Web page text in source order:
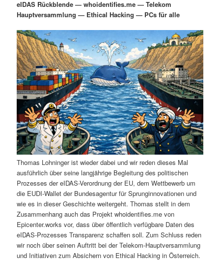
m
ä
r
e
n
I
n
h
a
l
t
s
u
n
d
ä
r
e
n
I
n
h
a
s
n
a
v
i
g
a
t
i
o
n
eIDAS Rückblende — whoidentifies.me — Telekom
Hauptversammlung — Ethical Hacking — PCs für alle
Thomas Lohninger ist wieder dabei und wir reden dieses Mal
ausführlich über seine langjährige Begleitung des politischen
Prozesses der eIDAS-Verordnung der EU, dem Wettbewerb um
die EUDI-Wallet der Bundesagentur für Sprunginnovationen und
wie es in dieser Geschichte weitergeht. Thomas stellt in dem
Zusammenhang auch das Projekt whoidentifies.me von
Epicenter.works vor, dass über öffentlich verfügbare Daten des
eIDAS-Prozesses Transparenz schaffen soll. Zum Schluss reden
wir noch über seinen Auftritt bei der Telekom-Hauptversammlung
und Initiativen zum Absichern von Ethical Hacking in Österreich.